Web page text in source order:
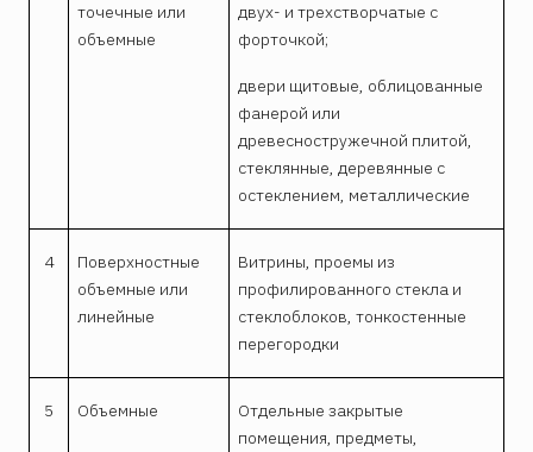
точечные или
объемные
двух- и трехстворчатые с
форточкой;
двери щитовые, облицованные
фанерой или
древесностружечной плитой,
стеклянные, де­ре­вянные с
остеклением, металлические
4
Поверхностные
объемные или
линейные
Витрины, проемы из
профилированного стекла и
стеклоблоков, тонкостенные
перегородки
5 Объемные
Отдельные закрытые
помещения, предметы,